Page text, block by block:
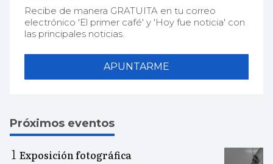
Recibe de manera GRATUITA en tu correo
electrónico 'El primer café' y 'Hoy fue noticia' con
las principales noticias.
APUNTARME
Próximos eventos
Exposición fotográfica